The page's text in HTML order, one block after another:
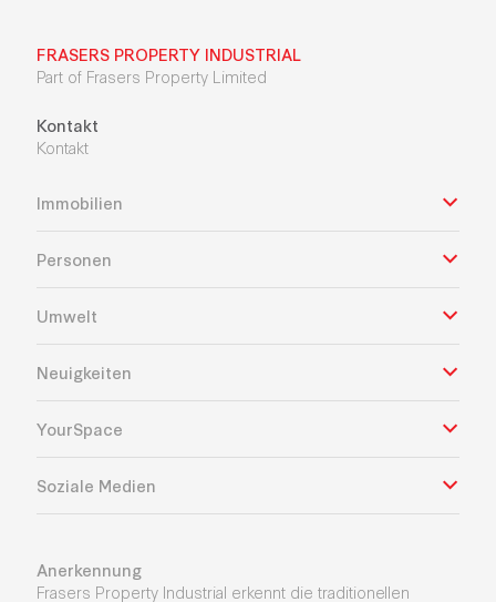
FRASERS PROPERTY INDUSTRIAL
Part of Frasers Property Limited
Kontakt
Kontakt
Immobilien
Personen
Umwelt
Neuigkeiten
YourSpace
Soziale Medien
Anerkennung
Frasers Property Industrial erkennt die traditionellen